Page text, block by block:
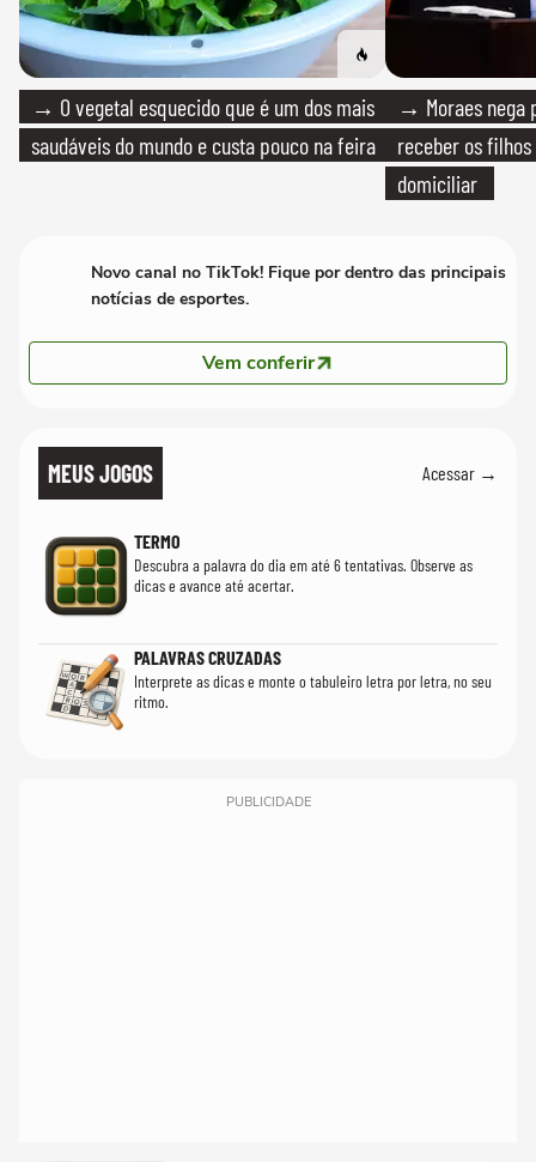
→ O vegetal esquecido que é um dos mais
saudáveis do mundo e custa pouco na feira
→ Moraes nega
receber os filhos
domiciliar
Novo canal no TikTok! Fique por dentro das principais
notícias de esportes.
Vem conferir
MEUS JOGOS Acessar →
TERMO
Descubra a palavra do dia em até 6 tentativas. Observe as
dicas e avance até acertar.
PALAVRAS CRUZADAS
Interprete as dicas e monte o tabuleiro letra por letra, no seu
ritmo.
PUBLICIDADE